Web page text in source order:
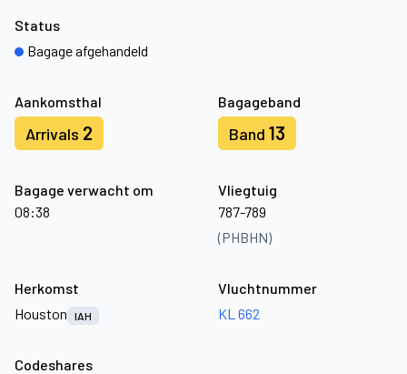
Aankomsthal
Arrivals 2
Bagageband
Band 13
Bagage verwacht om
08:38
Vliegtuig
787-789
(PHBHN)
Status
Bagage afgehandeld
Herkomst
Houston
IAH
Vluchtnummer
KL 662
Codeshares